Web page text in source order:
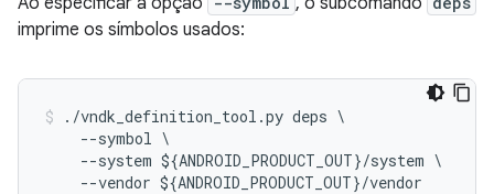
imprime os símbolos usados:
./vndk_definition_tool .py deps \
--symbol
--system ${ANDROID_PRODUCT_OUT}/system
--vendor ${ANDROID_PRODUCT_OUT}/vendor